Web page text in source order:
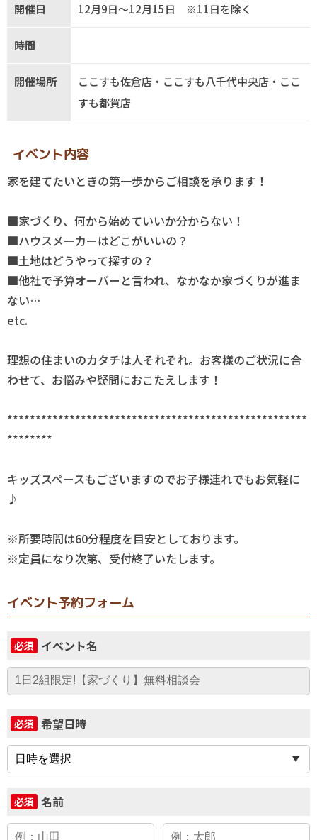
開催日 12月9日～12月15日 ※11日を除く
時間
開催場所
ここすも佐倉店・ここすも八千代中央店・ここ
すも都賀店
イベント内容
家を建てたいときの第一歩からご相談を承ります！
■家づくり、何から始めていいか分からない！
■ハウスメーカーはどこがいいの？
■土地はどうやって探すの？
■他社で予算オーバーと言われ、なかなか家づくりが進ま
ない…
etc.
理想の住まいのカタチは人それぞれ。お客様のご状況に合
わせて、お悩みや疑問におこたえします！
*****************************************************
********
キッズスペースもございますのでお子様連れでもお気軽に
♪
※所要時間は60分程度を目安としております。
※定員になり次第、受付終了いたします。
イベント予約フォーム
必須 イベント名
必須 希望日時
必須 名前